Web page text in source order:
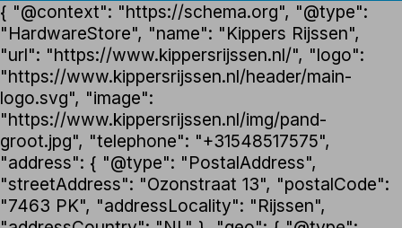
{ "@context": "https://schema.org", "@type":
"HardwareStore", "name": "Kippers Rijssen",
"url": "https://www.kippersrijssen.nl/", "logo":
"https://www.kippersrijssen.nl/header/main-
logo.svg", "image":
"https://www.kippersrijssen.nl/img/pand-
groot.jpg", "telephone": "+31548517575",
"address": { "@type": "PostalAddress",
"streetAddress": "Ozonstraat 13", "postalCode":
"7463 PK", "addressLocality": "Rijssen",